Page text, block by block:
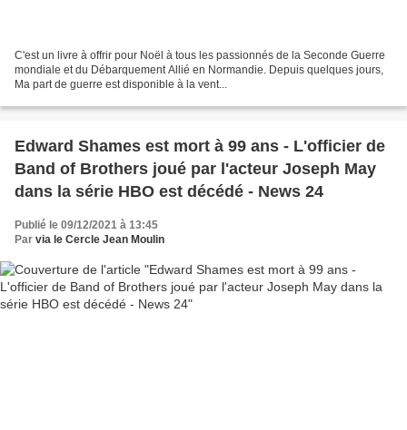
C'est un livre à offrir pour Noël à tous les passionnés de la Seconde Guerre
mondiale et du Débarquement Allié en Normandie. Depuis quelques jours,
Ma part de guerre est disponible à la vent...
Edward Shames est mort à 99 ans - L'officier de
Band of Brothers joué par l'acteur Joseph May
dans la série HBO est décédé - News 24
Publié le 09/12/2021 à 13:45
Par via le Cercle Jean Moulin